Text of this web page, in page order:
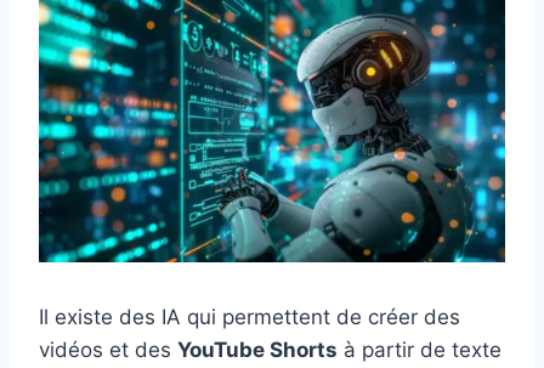
Il existe des IA qui permettent de créer des
vidéos et des YouTube Shorts à partir de texte